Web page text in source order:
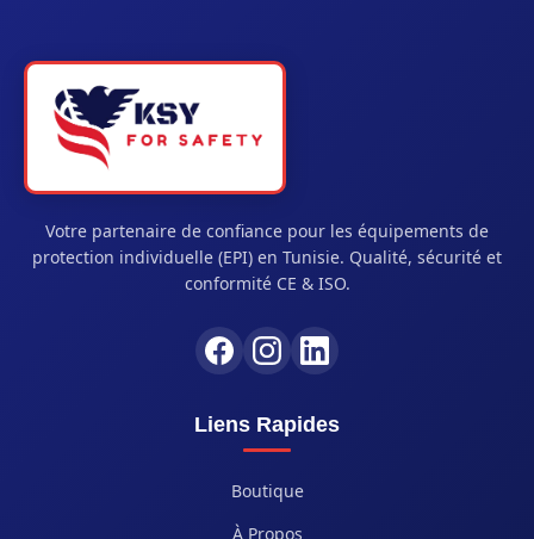
Votre partenaire de confiance pour les équipements de
protection individuelle (EPI) en Tunisie. Qualité, sécurité et
conformité CE & ISO.
Liens Rapides
Boutique
À Propos